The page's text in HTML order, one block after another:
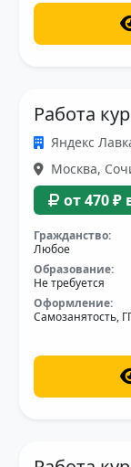
Работа
Яндекс
Москва,
от 470 ₽
Гражданство:
Любое
Образование:
Не требуется
Оформление:
Самозанятость,